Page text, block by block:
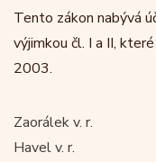
Tento zákon nabývá
výjimkou čl. I a II,
2003.
Zaorálek v. r.
Havel v. r.